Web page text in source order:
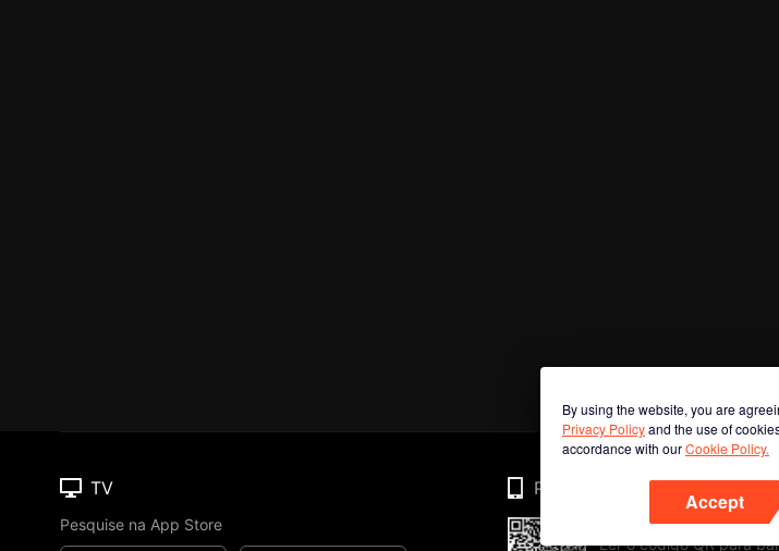
By using the website, you are
Privacy Policyand the use of
accordance with ourCookie Policy.
Accept
TV
Pesquise na App Store
Phone
Ler o código QR para